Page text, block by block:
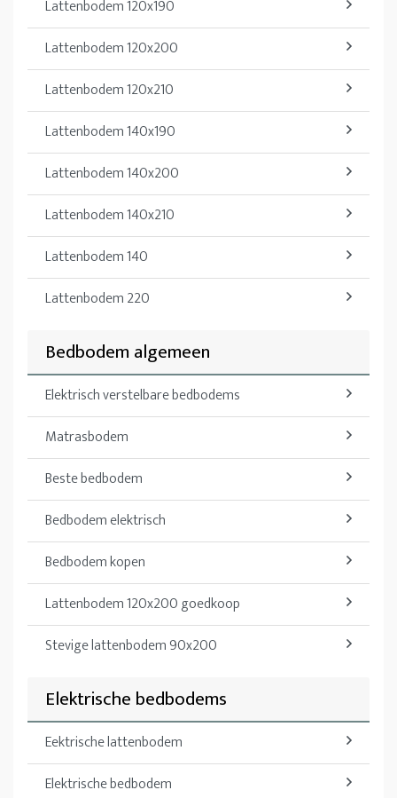
Lattenbodem 120x190
Lattenbodem 120x200
Lattenbodem 120x210
Lattenbodem 140x190
Lattenbodem 140x200
Lattenbodem 140x210
Lattenbodem 140
Lattenbodem 220
Bedbodem algemeen
Elektrisch verstelbare bedbodems
Matrasbodem
Beste bedbodem
Bedbodem elektrisch
Bedbodem kopen
Lattenbodem 120x200 goedkoop
Stevige lattenbodem 90x200
Elektrische bedbodems
Eektrische lattenbodem
Elektrische bedbodem